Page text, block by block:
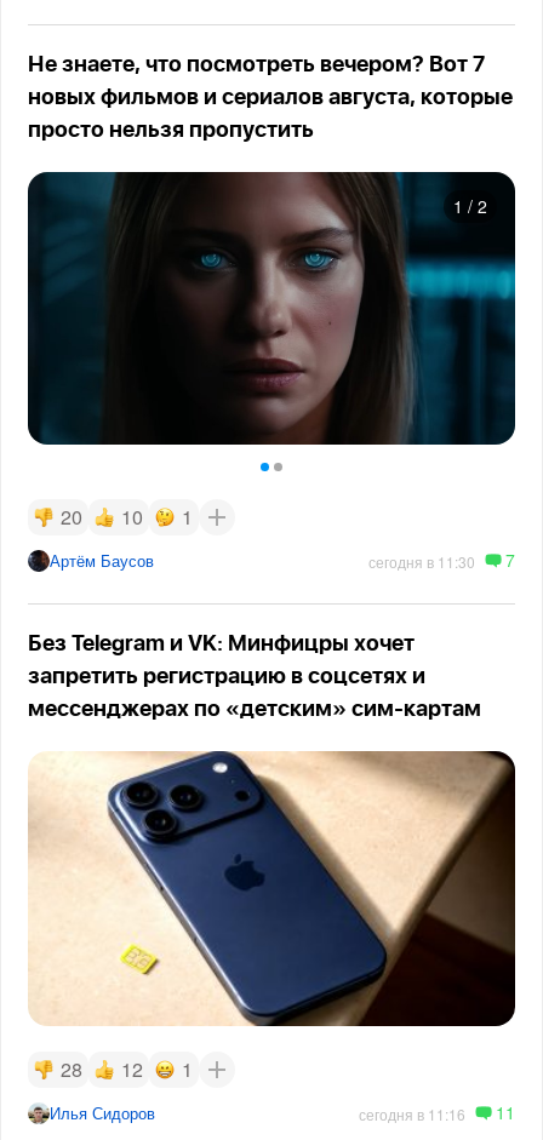
Не знаете, что посмотреть вечером? Вот 7
новых фильмов и сериалов августа, которые
просто нельзя пропустить
1 / 2
20 10 1
Артём Баусов сегодня в 11:30 7
Без Telegram и VK: Минфицры хочет
запретить регистрацию в соцсетях и
мессенджерах по «детским» сим-картам
28 12 1
Илья Сидоров сегодня в 11:16 11